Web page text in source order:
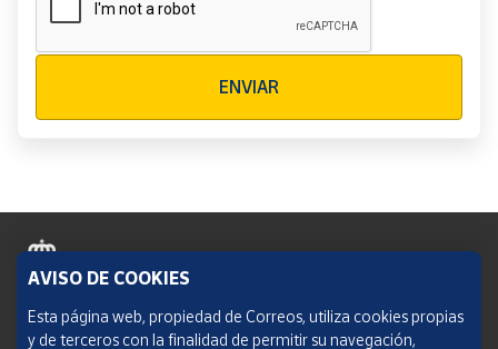
ENVIAR
Política de cookies
AVISO DE COOKIES
Esta página web, propiedad de Correos, utiliza cookies propias
y de terceros con la finalidad de permitir su navegación,